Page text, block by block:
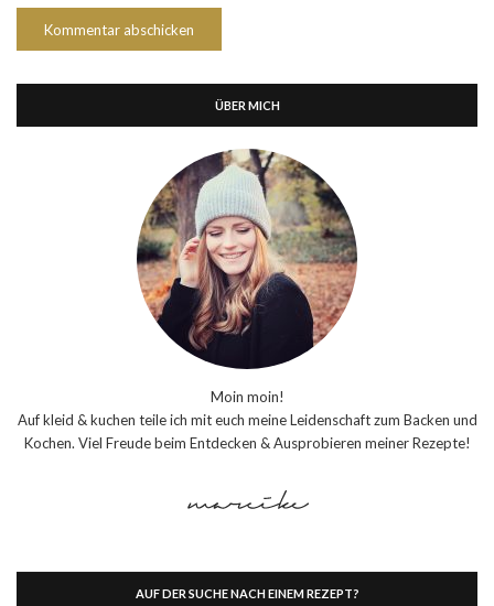
ÜBER MICH
Moin moin!
Auf kleid & kuchen teile ich mit euch meine Leidenschaft zum Backen und
Kochen. Viel Freude beim Entdecken & Ausprobieren meiner Rezepte!
AUF DER SUCHE NACH EINEM REZEPT?